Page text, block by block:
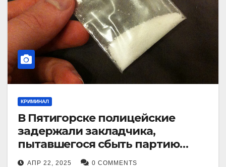
КРИМИНАЛ
В Пятигорске полицейские
задержали закладчика,
пытавшегося сбыть партию
синтетического наркотика
АПР 22, 2025 0 COMMENTS